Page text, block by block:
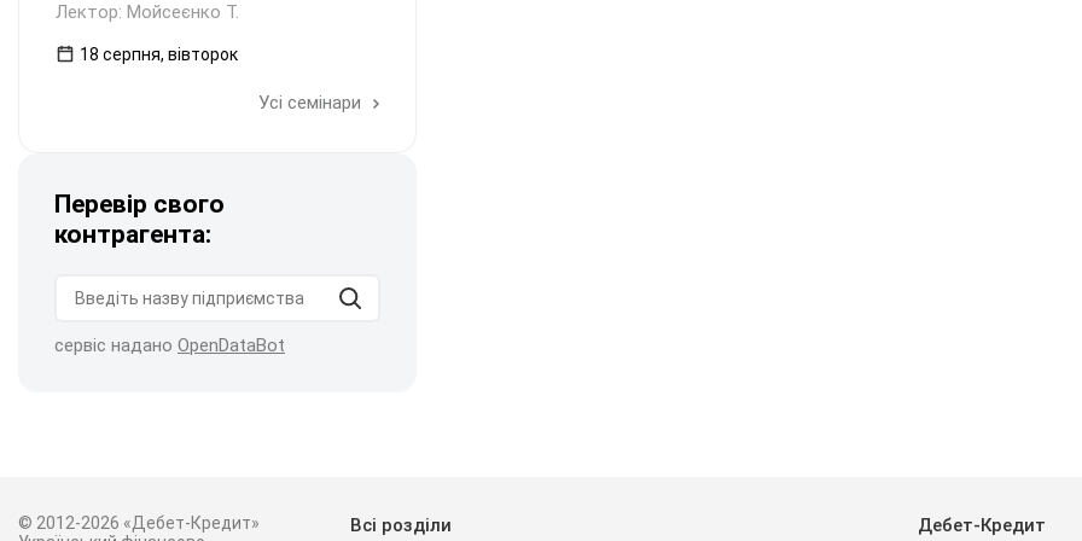
Лектор: Мойсеєнко Т.
18 серпня, вівторок
Усі семінари
Перевір свого
контрагента:
сервіс надано OpenDataBot
© 2012-2026 «Дебет-Кредит»
Всі розділи Дебет-Кредит